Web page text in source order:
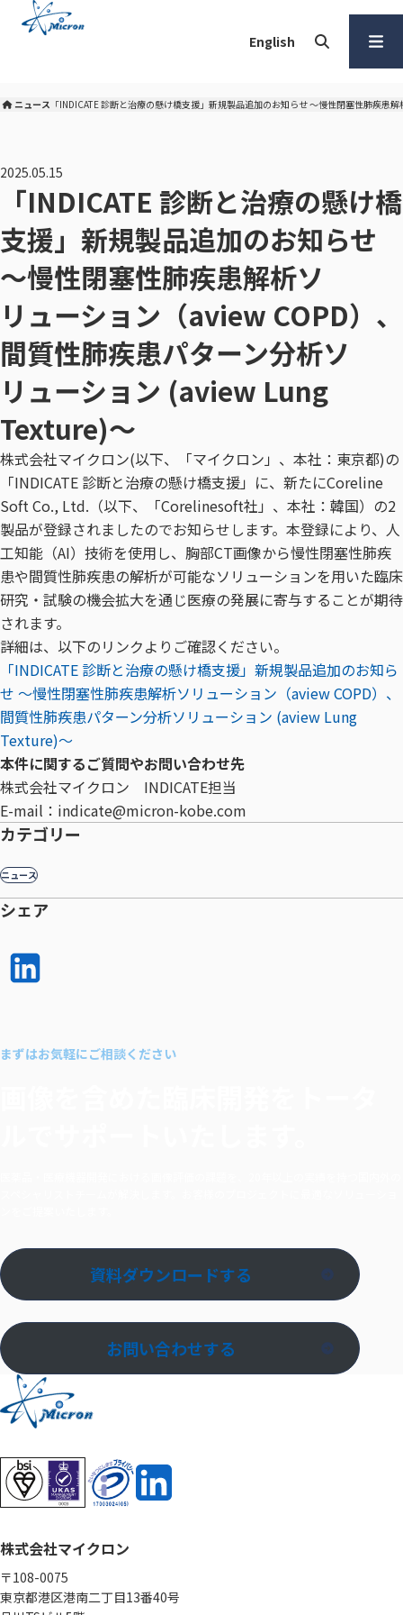
English
ニュー
ニュース 「INDICATE 診断と治療の懸け橋支援」新規製品追加のお知らせ ～慢性閉塞性肺疾
「INDICATE 診断と治療の懸け橋
支援」新規製品追加のお知らせ
～慢性閉塞性肺疾患解析ソ
リューション（aview COPD）、
間質性肺疾患パターン分析ソ
リューション (aview Lung
Texture)～
2025.05.15
株式会社マイクロン(以下、「マイクロン」、本社：東京都)の
「INDICATE 診断と治療の懸け橋支援」に、新たにCoreline
Soft Co., Ltd.（以下、「Corelinesoft社」、本社：韓国）の2
製品が登録されましたのでお知らせします。本登録により、人
工知能（AI）技術を使用し、胸部CT画像から慢性閉塞性肺疾
患や間質性肺疾患の解析が可能なソリューションを用いた臨床
研究・試験の機会拡大を通じ医療の発展に寄与することが期待
されます。
詳細は、以下のリンクよりご確認ください。
「INDICATE 診断と治療の懸け橋支援」新規製品追加のお知ら
せ ～慢性閉塞性肺疾患解析ソリューション（aview COPD）、
間質性肺疾患パターン分析ソリューション (aview Lung
Texture)～
本件に関するご質問やお問い合わせ先
株式会社マイクロン INDICATE担当
E-mail：indicate@micron-kobe.com
カテゴリー
ニュース
シェア
シェア
まずはお気軽にご相談ください
資料ダウンロードする
お問い合わせする
株式会社マイクロン
〒108-0075
東京都港区港南二丁目13番40号